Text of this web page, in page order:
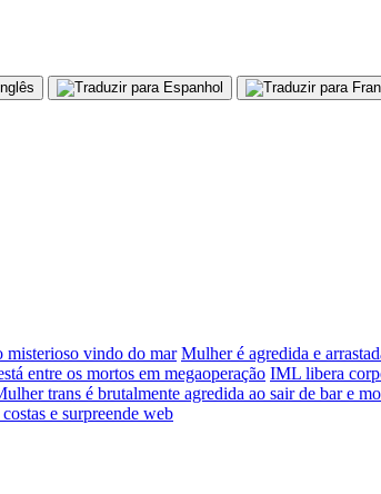
misterioso vindo do mar Mulher é agredida e
entre os mortos em megaoperação IML libera
trans é brutalmente agredida ao sair de bar e
e surpreende web